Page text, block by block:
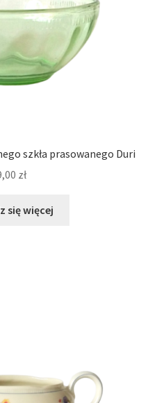
szkła prasowanego Duri
zł
się więcej